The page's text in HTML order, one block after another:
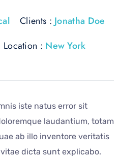
Clients : Jonatha Doe
Location : New York
iste natus error sit
laudantium, totam
ab illo inventore veritatis
dicta sunt explicabo.